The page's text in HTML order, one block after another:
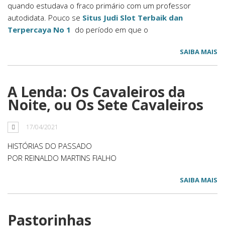
quando estudava o fraco primário com um professor
autodidata. Pouco se Situs Judi Slot Terbaik dan
Terpercaya No 1 do período em que o
SAIBA MAIS
A Lenda: Os Cavaleiros da
Noite, ou Os Sete Cavaleiros
17/04/2021
HISTÓRIAS DO PASSADO
POR REINALDO MARTINS FIALHO
SAIBA MAIS
Pastorinhas